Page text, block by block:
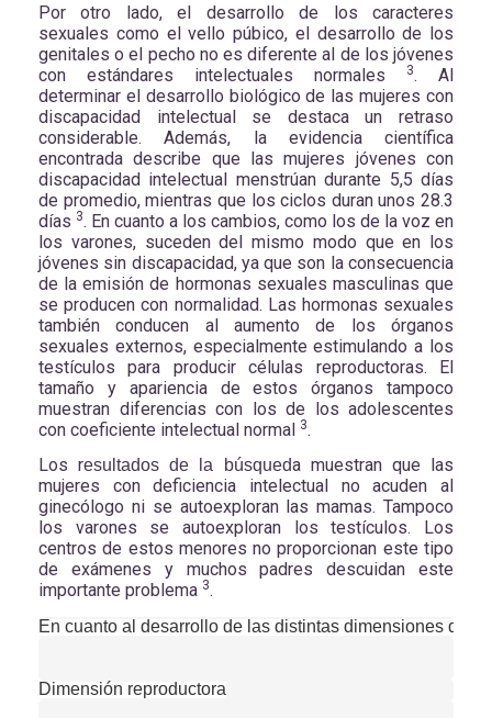
Por otro lado, el desarrollo de los caracteres
sexuales como el vello púbico, el desarrollo de los
genitales o el pecho no es diferente al de los jóvenes
con estándares intelectuales normales
3. Al
determinar el desarrollo biológico de las mujeres con
discapacidad intelectual se destaca un retraso
considerable. Además, la evidencia científica
encontrada describe que las mujeres jóvenes con
discapacidad intelectual menstrúan durante 5,5 días
de promedio, mientras que los ciclos duran unos 28.3
días 3. En cuanto a los cambios, como los de la voz en
los varones, suceden del mismo modo que en los
jóvenes sin discapacidad, ya que son la consecuencia
de la emisión de hormonas sexuales masculinas que
se producen con normalidad. Las hormonas sexuales
también conducen al aumento de los órganos
sexuales externos, especialmente estimulando a los
testículos para producir células reproductoras. El
tamaño y apariencia de estos órganos tampoco
muestran diferencias con los de los adolescentes
con coeficiente intelectual normal 3.
Los resultados de la búsqueda muestran que las
mujeres con deficiencia intelectual no acuden al
ginecólogo ni se autoexploran las mamas. Tampoco
los varones se autoexploran los testículos. Los
centros de estos menores no proporcionan este tipo
de exámenes y muchos padres descuidan este
importante problema 3.
En cuanto al desarrollo de las distintas dimensiones de
Dimensión reproductora